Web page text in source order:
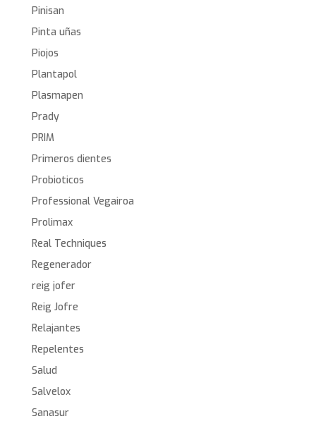
Pinisan
Pinta uñas
Piojos
Plantapol
Plasmapen
Prady
PRIM
Primeros dientes
Probioticos
Professional Vegairoa
Prolimax
Real Techniques
Regenerador
reig jofer
Reig Jofre
Relajantes
Repelentes
Salud
Salvelox
Sanasur